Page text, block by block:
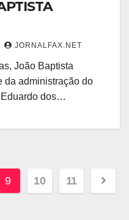
JORNALFAX.NET
João Baptista
da administração do
Eduardo dos…
9 10 11